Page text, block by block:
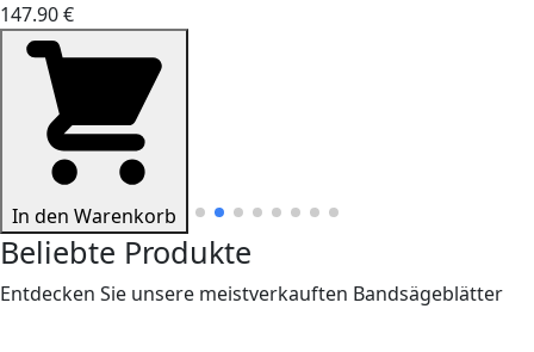
147.90 €
In den Warenkorb
Beliebte Produkte
Entdecken Sie unsere meistverkauften Bandsägeblätter